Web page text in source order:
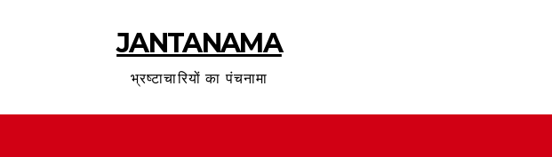
JANTANAMA
भ्रष्टाचारियों का पंचनामा